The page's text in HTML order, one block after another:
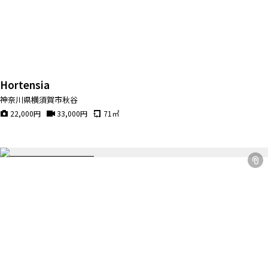
Hortensia
神奈川県横須賀市秋谷
22,000円 33,000円 71 ㎡